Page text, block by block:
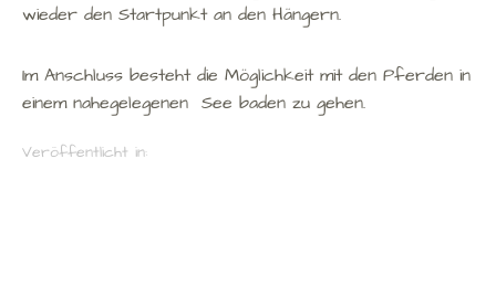
wieder den Startpunkt an den Hängern.
Im Anschluss besteht die Möglichkeit mit den Pferden in
einem nahegelegenen See baden zu gehen.
Veröffentlicht in: